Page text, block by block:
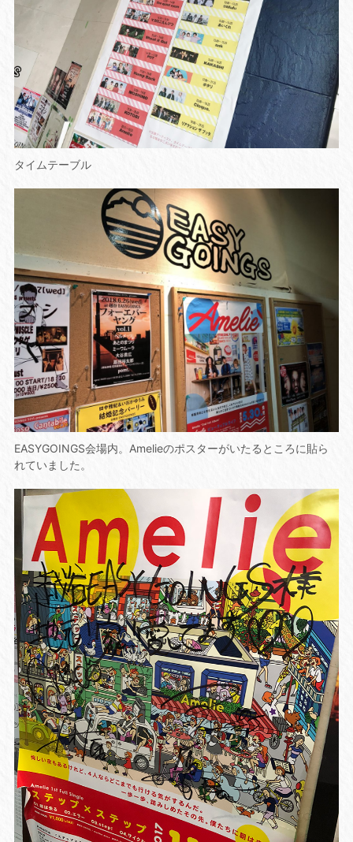
タイムテーブル
EASYGOINGS会場内。Amelieのポスターがいたるところに貼ら
れていました。